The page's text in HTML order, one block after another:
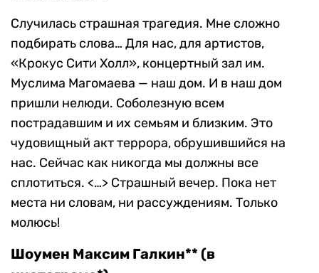
Случилась страшная трагедия. Мне сложно
подбирать слова… Для нас, для артистов,
«Крокус Сити Холл», концертный зал им.
Муслима Магомаева — наш дом. И в наш дом
пришли нелюди. Соболезную всем
пострадавшим и их семьям и близким. Это
чудовищный акт террора, обрушившийся на
нас. Сейчас как никогда мы должны все
сплотиться. <…> Страшный вечер. Пока нет
места ни словам, ни рассуждениям. Только
молюсь!
Шоумен Максим Галкин** (в